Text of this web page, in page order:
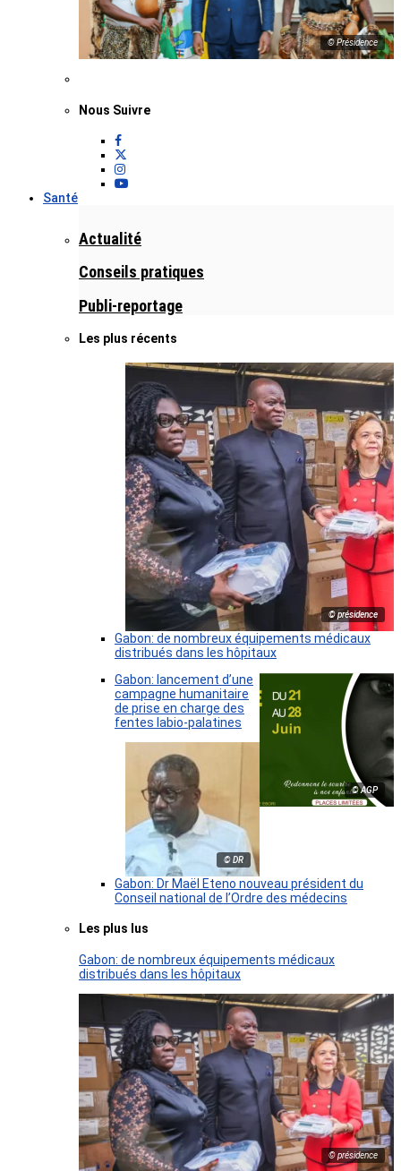
© Présidence
Nous Suivre
Santé
Actualité
Conseils pratiques
Publi-reportage
Les plus récents
© présidence
Gabon: de nombreux équipements médicaux
distribués dans les hôpitaux
© AGP
Gabon: lancement d’une
campagne humanitaire
de prise en charge des
fentes labio-palatines
© DR
Gabon: Dr Maël Eteno nouveau président du
Conseil national de l’Ordre des médecins
Les plus lus
Gabon: de nombreux équipements médicaux
distribués dans les hôpitaux
© présidence